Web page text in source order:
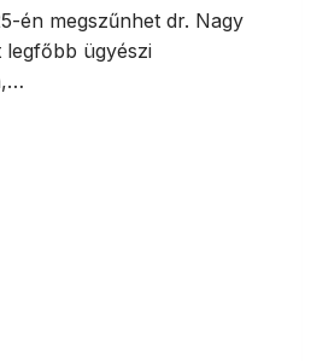
én megszűnhet dr. Nagy
legfőbb ügyészi